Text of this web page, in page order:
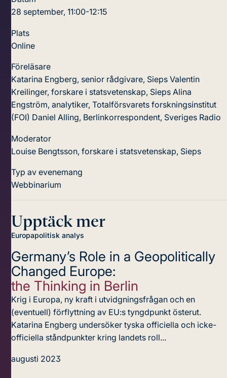
28 september, 11:00-12:15
Plats
Online
Föreläsare
Katarina Engberg, senior rådgivare, Sieps Valentin
Kreilinger, forskare i statsvetenskap, Sieps Alina
Engström, analytiker, Totalförsvarets forskningsinstitut
(FOI) Daniel Alling, Berlinkorrespondent, Sveriges Radio
Moderator
Louise Bengtsson, forskare i statsvetenskap, Sieps
Typ av evenemang
Webbinarium
Upptäck mer
Europapolitisk analys
Germany’s Role in a Geopolitically
Changed Europe:
the Thinking in Berlin
Krig i Europa, ny kraft i utvidgningsfrågan och en
(eventuell) förflyttning av EU:s tyngdpunkt österut.
Katarina Engberg undersöker tyska officiella och icke-
officiella ståndpunkter kring landets roll...
augusti 2023